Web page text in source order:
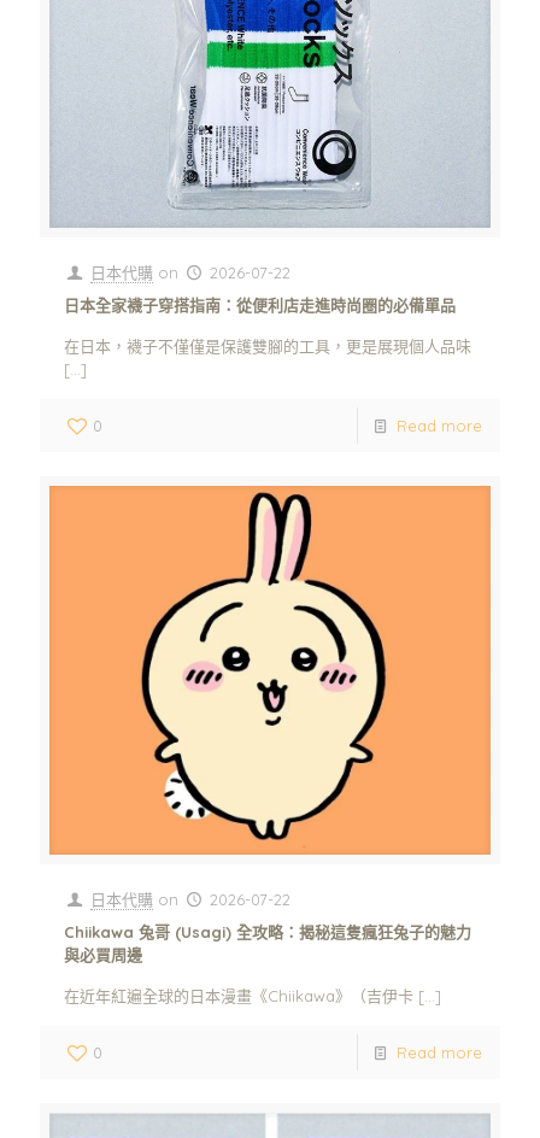
日本代購 on
2026-07-22
日本全家襪子穿搭指南：從便利店走進時尚圈的必備單品
在日本，襪子不僅僅是保護雙腳的工具，更是展現個人品味
[…]
0 Read more
日本代購 on
2026-07-22
Chiikawa 兔哥 (Usagi) 全攻略：揭秘這隻瘋狂兔子的魅力
與必買周邊
在近年紅遍全球的日本漫畫《Chiikawa》（吉伊卡 […]
0 Read more